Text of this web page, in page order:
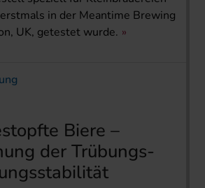
in der Meantime Brewing
UK, getestet wurde.
Biere –
der Trübungs-